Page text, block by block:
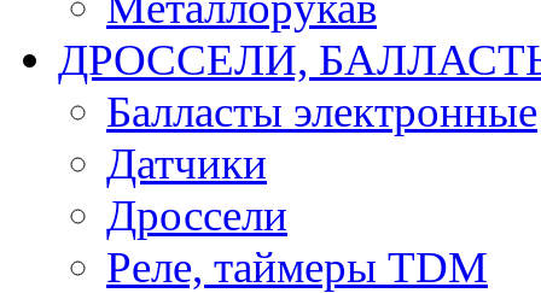
ДРОССЕЛИ,
Балласты электронные
Датчики
Дроссели
Реле, таймеры TDM